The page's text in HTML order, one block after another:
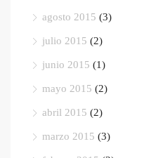
agosto 2015 (3)
julio 2015 (2)
junio 2015 (1)
mayo 2015 (2)
abril 2015 (2)
marzo 2015 (3)